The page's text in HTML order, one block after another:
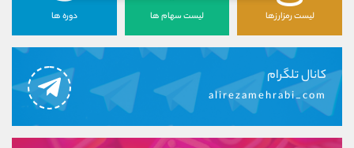
لیست رمزارزها لیست سهام ها دوره ها
کانال تلگرام
alirezamehrabi_com